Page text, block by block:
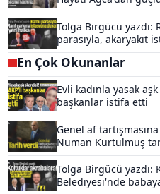
Tolga Birgücü yazdı:
parasıyla, akaryakıt
En Çok Okunanlar
Evli kadınla yasak
başkanlar istifa etti
Genel af
Numan Kurtulmuş
Tolga Birgücü yazdı:
Belediyesi'nde